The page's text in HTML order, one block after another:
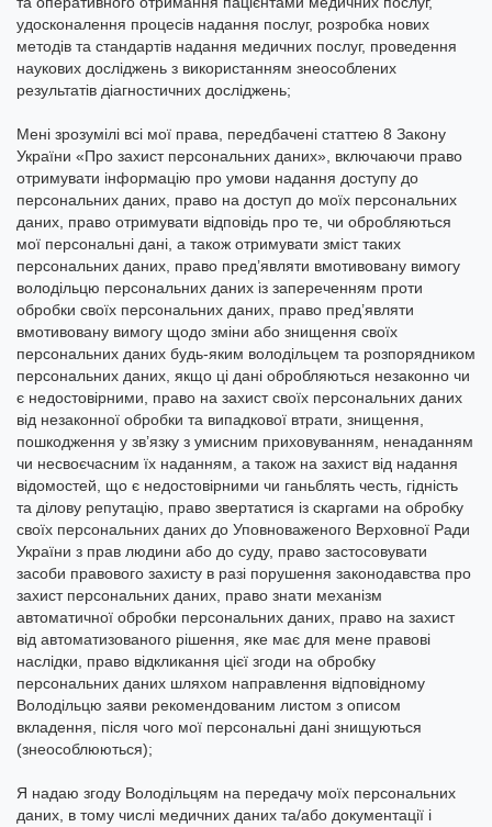
удосконалення процесів надання послуг, розробка нових
методів та стандартів надання медичних послуг, проведення
наукових досліджень з використанням знеособлених
результатів діагностичних досліджень;
Мені зрозумілі всі мої права, передбачені статтею 8 Закону
України «Про захист персональних даних», включаючи право
отримувати інформацію про умови надання доступу до
персональних даних, право на доступ до моїх персональних
даних, право отримувати відповідь про те, чи обробляються
мої персональні дані, а також отримувати зміст таких
персональних даних, право пред’являти вмотивовану вимогу
володільцю персональних даних із запереченням проти
обробки своїх персональних даних, право пред’являти
вмотивовану вимогу щодо зміни або знищення своїх
персональних даних будь-яким володільцем та розпорядником
персональних даних, якщо ці дані обробляються незаконно чи
є недостовірними, право на захист своїх персональних даних
від незаконної обробки та випадкової втрати, знищення,
пошкодження у зв’язку з умисним приховуванням, ненаданням
чи несвоєчасним їх наданням, а також на захист від надання
відомостей, що є недостовірними чи ганьблять честь, гідність
та ділову репутацію, право звертатися із скаргами на обробку
своїх персональних даних до Уповноваженого Верховної Ради
України з прав людини або до суду, право застосовувати
засоби правового захисту в разі порушення законодавства про
захист персональних даних, право знати механізм
автоматичної обробки персональних даних, право на захист
від автоматизованого рішення, яке має для мене правові
наслідки, право відкликання цієї згоди на обробку
персональних даних шляхом направлення відповідному
Володільцю заяви рекомендованим листом з описом
вкладення, після чого мої персональні дані знищуються
(знеособлюються);
Я надаю згоду Володільцям на передачу моїх персональних
даних, в тому числі медичних даних та/або документації і